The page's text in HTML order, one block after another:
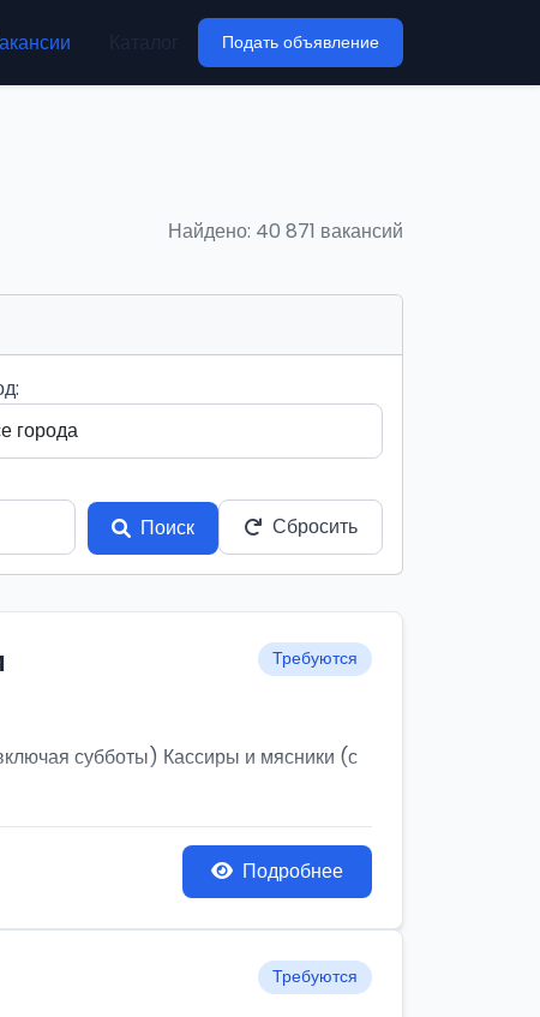
Подать объявление
Найдено: 40 871 вакансий
Поиск
Сбросить
Требуются
субботы) Кассиры и мясники (с
Подробнее
Требуются